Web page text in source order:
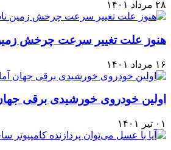
۲۸ مرداد ۱۴۰۱
هنوز علت تغيير سرعت چرخش
۱۶ مرداد ۱۴۰۱
اولین خودروی خورشیدی برقی جهان
۰۱ تیر ۱۴۰۱